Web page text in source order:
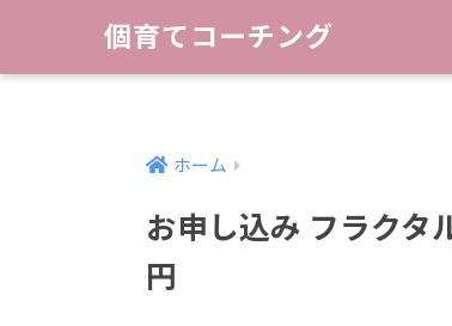
個育てコーチング
ホーム
お申し込み フラクタ
円